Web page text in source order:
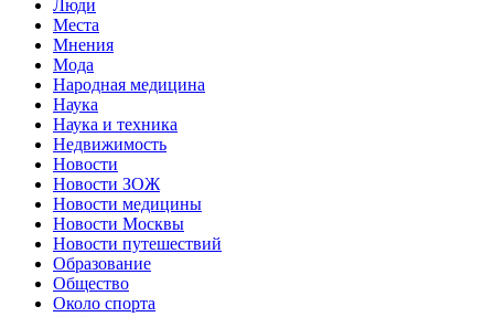
Люди
Места
Мнения
Мода
Народная медицина
Наука
Наука и техника
Недвижимость
Новости
Новости ЗОЖ
Новости медицины
Новости Москвы
Новости путешествий
Образование
Общество
Около спорта